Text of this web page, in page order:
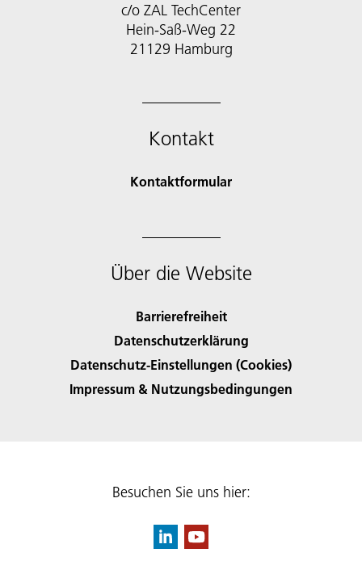
c/o ZAL TechCenter
Hein-Saß-Weg 22
21129 Hamburg
Kontakt
Kontaktformular
Über die Website
Barrierefreiheit
Datenschutzerklärung
Datenschutz-Einstellungen (Cookies)
Impressum & Nutzungsbedingungen
Besuchen Sie uns hier: